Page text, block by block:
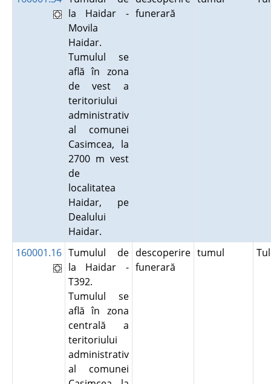
la Haidar -
Movila
Haidar.
Tumulul se
află în zona
de vest a
teritoriului
administrativ
al comunei
Casimcea, la
2700 m vest
de
localitatea
Haidar, pe
Dealului
Haidar.
funerară
160001.16 Tumulul de
la Haidar -
T392.
Tumulul se
află în zona
centrală a
teritoriului
administrativ
al comunei
descoperire
funerară
tumul